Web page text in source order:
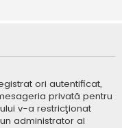
ori autentificat,
privată pentru
v-a restricţionat
administrator al